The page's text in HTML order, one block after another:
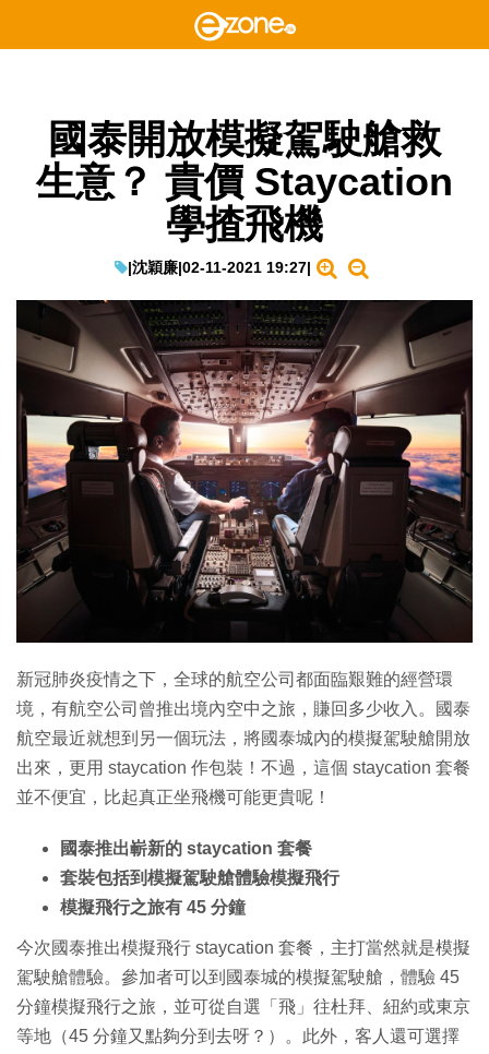
國泰開放模擬駕駛艙救
生意？ 貴價 Staycation
學揸飛機
|沈穎廉|02-11-2021 19:27|
新冠肺炎疫情之下，全球的航空公司都面臨艱難的經營環
境，有航空公司曾推出境內空中之旅，賺回多少收入。國泰
航空最近就想到另一個玩法，將國泰城內的模擬駕駛艙開放
出來，更用 staycation 作包裝！不過，這個 staycation 套餐
並不便宜，比起真正坐飛機可能更貴呢！
國泰推出嶄新的 staycation 套餐
套裝包括到模擬駕駛艙體驗模擬飛行
模擬飛行之旅有 45 分鐘
今次國泰推出模擬飛行 staycation 套餐，主打當然就是模擬
駕駛艙體驗。參加者可以到國泰城的模擬駕駛艙，體驗 45
分鐘模擬飛行之旅，並可從自選「飛」往杜拜、紐約或東京
等地（45 分鐘又點夠分到去呀？）。此外，客人還可選擇